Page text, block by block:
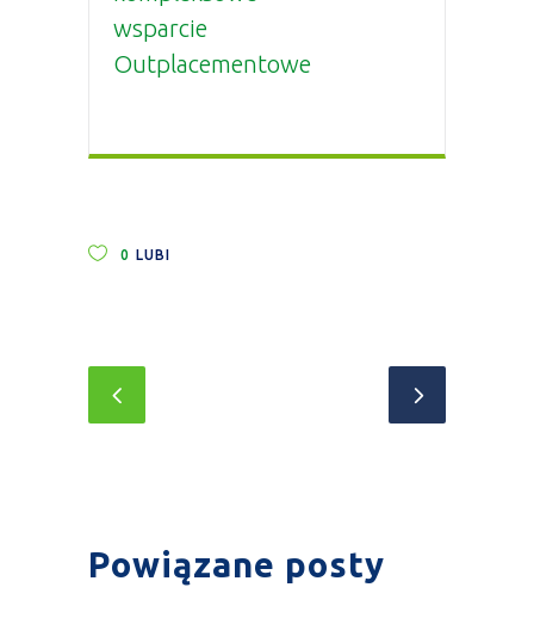
wsparcie
Outplacementowe
0 LUBI
Powiązane posty